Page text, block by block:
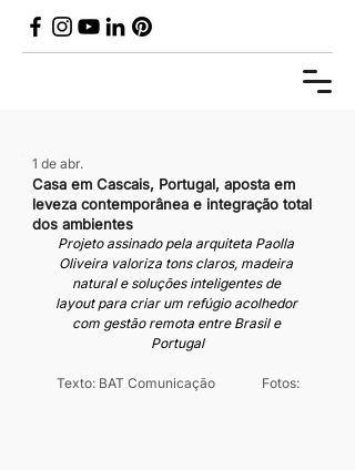
Casa em Cascais, Portugal, aposta em
leveza contemporânea e integração total
dos ambientes
1 de abr.
Projeto assinado pela arquiteta Paolla
Oliveira valoriza tons claros, madeira
natural e soluções inteligentes de
layout para criar um refúgio acolhedor
com gestão remota entre Brasil e
Portugal
Texto: BAT Comunicação              Fotos: